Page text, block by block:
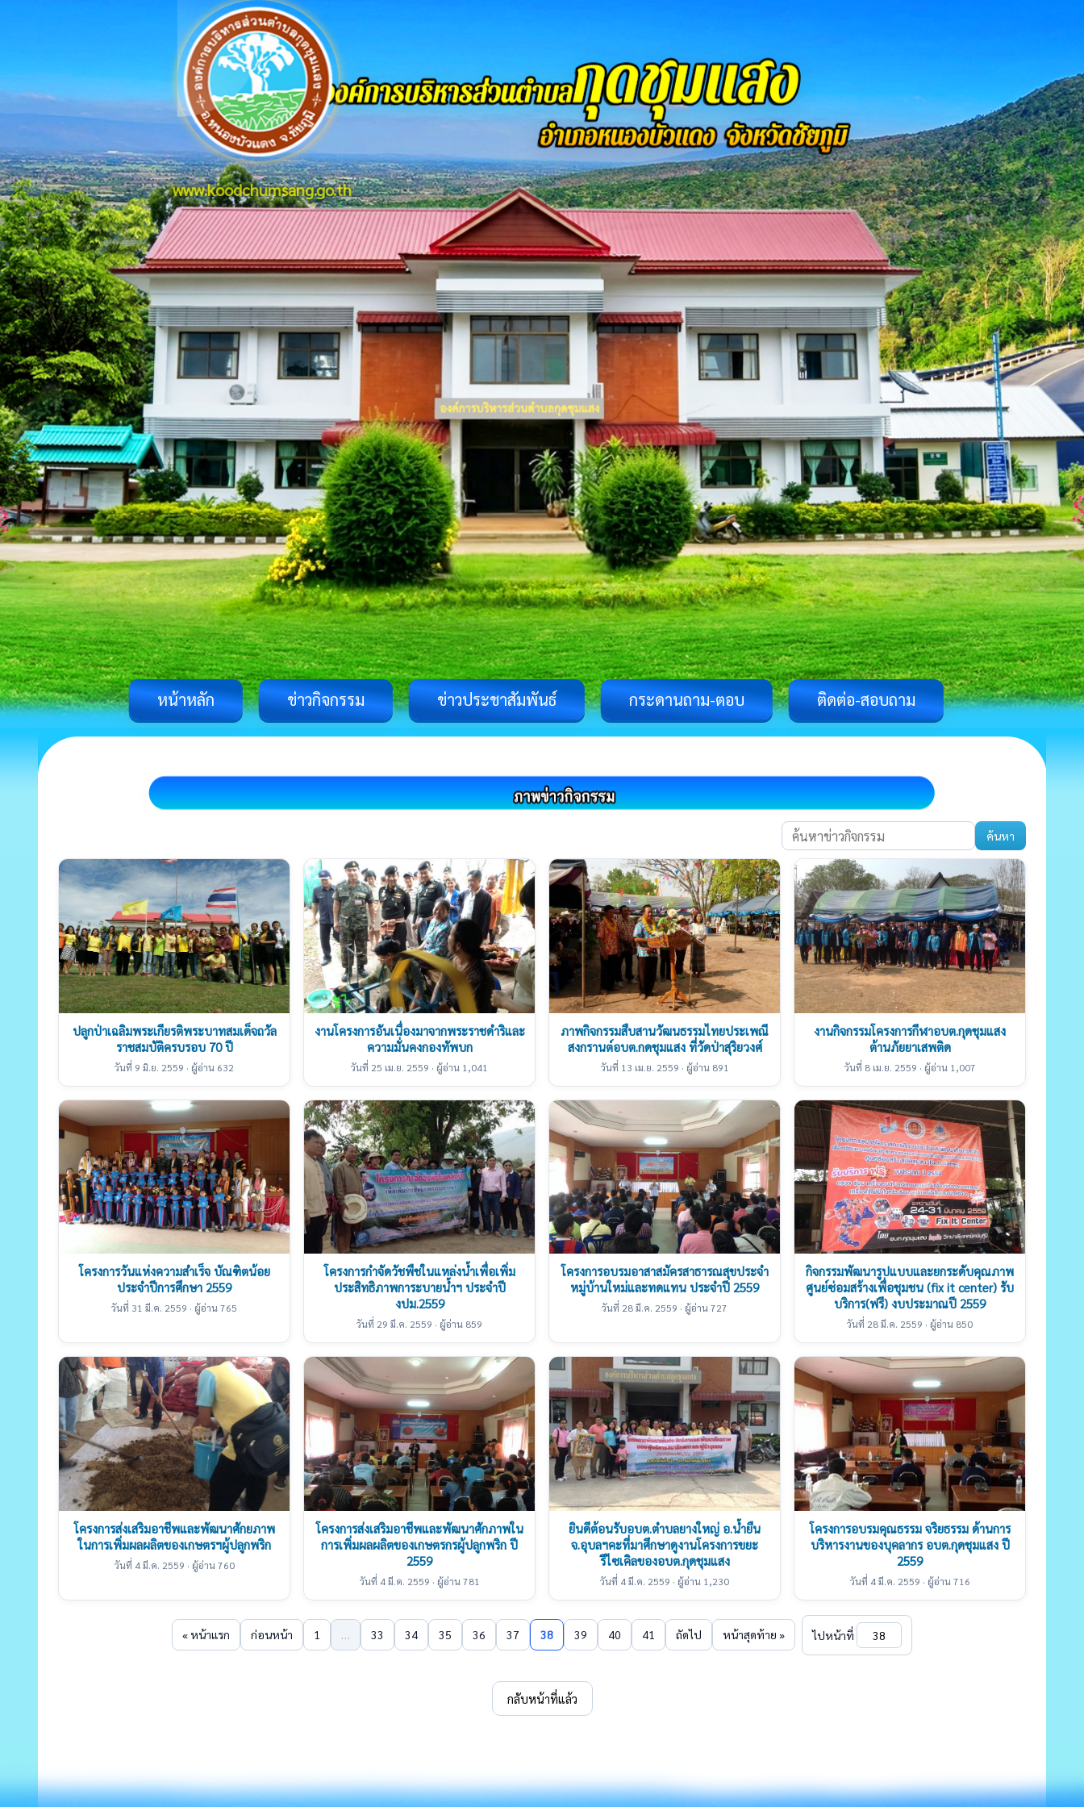
www.koodchumsang.go.th
หน้าหลัก ข่าวกิจกรรม ข่าวประชาสัมพันธ์ กระดานถาม-ตอบ ติดต่อ-สอบถาม
ค้นหา
ปลูกป่าเฉลิมพระเกียรติพระบาทสมเด็จถวัล
ราชสมบัติครบรอบ 70 ปี
วันที่ 9 มิ.ย. 2559 · ผู้อ่าน 632
งานโครงการอันเนื่องมาจากพระราชดำริและ
ความมั่นคงกองทัพบก
วันที่ 25 เม.ย. 2559 · ผู้อ่าน 1,041
ภาพกิจกรรมสืบสานวัฒนธรรมไทยประเพณี
สงกรานต์อบต.กดชุมแสง ที่วัดป่าสุริยวงศ์
วันที่ 13 เม.ย. 2559 · ผู้อ่าน 891
งานกิจกรรมโครงการกีฬาอบต.กุดชุมแสง
ต้านภัยยาเสพติด
วันที่ 8 เม.ย. 2559 · ผู้อ่าน 1,007
โครงการวันแห่งความสำเร็จ บัณฑิตน้อย
ประจำปีการศึกษา 2559
วันที่ 31 มี.ค. 2559 · ผู้อ่าน 765
โครงการกำจัดวัชพืชในแหล่งน้ำเพื่อเพิ่ม
ประสิทธิภาพการะบายน้ำฯ ประจำปี
งปม.2559
วันที่ 29 มี.ค. 2559 · ผู้อ่าน 859
โครงการอบรมอาสาสมัครสาธารณสุขประจำ
หมู่บ้านใหม่และทดแทน ประจำปี 2559
วันที่ 28 มี.ค. 2559 · ผู้อ่าน 727
กิจกรรมพัฒนารูปแบบและยกระดับคุณภาพ
ศูนย์ซ่อมสร้างเพื่อชุมชน (fix it center) รับ
บริการ(ฟรี) งบประมาณปี 2559
วันที่ 28 มี.ค. 2559 · ผู้อ่าน 850
โครงการส่งเสริมอาชีพและพัฒนาศักยภาพ
ในการเพิ่มผลผลิตของเกษตรฯผู้ปลูกพริก
วันที่ 4 มี.ค. 2559 · ผู้อ่าน 760
โครงการส่งเสริมอาชีพและพัฒนาศักภาพใน
การเพิ่มผลผลิตของเกษตรกรผู้ปลูกพริก ปี
2559
วันที่ 4 มี.ค. 2559 · ผู้อ่าน 781
ยินดีต้อนรับอบต.ตำบลยางใหญ่ อ.น้ำยืน
จ.อุบลฯคะที่มาศึกษาดูงานโครงการขยะ
รีไซเคิลของอบต.กุดชุมแสง
วันที่ 4 มี.ค. 2559 · ผู้อ่าน 1,230
โครงการอบรมคุณธรรม จริยธรรม ด้านการ
บริหารงานของบุคลากร อบต.กุดชุมแสง ปี
2559
วันที่ 4 มี.ค. 2559 · ผู้อ่าน 716
« หน้าแรก ก่อนหน้า 1 … 33 34 35 36 37 38 39 40 41 ถัดไป หน้าสุดท้าย » ไปหน้าที่
กลับหน้าที่แล้ว